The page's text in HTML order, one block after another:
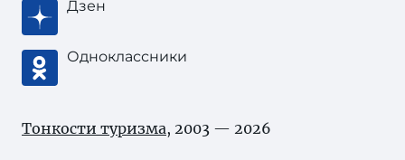
Дзен
Одноклассники
Тонкости туризма, 2003 — 2026